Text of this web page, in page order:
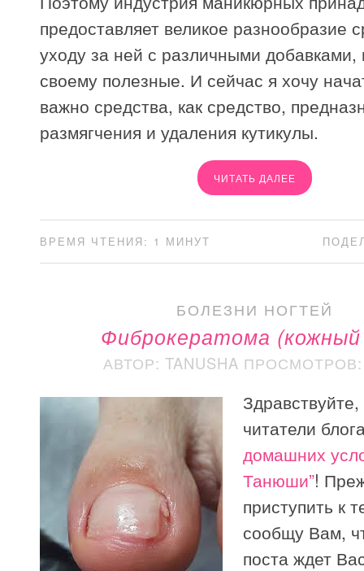
предоставляет великое разнообразие
уходу за ней с различными добавками,
своему полезные. И сейчас я хочу
важно средства, как средство,
размягчения и удаления кутикулы.
ЧИТАТЬ ДАЛЕЕ
ВРЕМЯ ЧТЕНИЯ: 1 МИНУТ
БОЛЕЗНИ НОГТЕЙ
Фиброкератома (кожный
АВТОР: TANUSHA ПРОСМОТРОВ:
читатели
домашних
Танюши”!
приступить к
сообщу Вам,
поста ждет